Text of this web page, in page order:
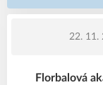
22. 11.
Florbalová